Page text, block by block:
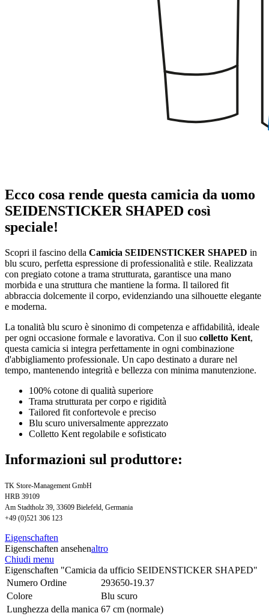
Ecco cosa rende questa camicia da uomo
SEIDENSTICKER SHAPED così
speciale!
Scopri il fascino della Camicia SEIDENSTICKER SHAPED in
blu scuro, perfetta espressione di professionalità e stile. Realizzata
con pregiato cotone a trama strutturata, garantisce una mano
morbida e una struttura che mantiene la forma. Il tailored fit
abbraccia dolcemente il corpo, evidenziando una silhouette elegante
e moderna.
La tonalità blu scuro è sinonimo di competenza e affidabilità, ideale
per ogni occasione formale e lavorativa. Con il suo colletto Kent,
questa camicia si integra perfettamente in ogni combinazione
d'abbigliamento professionale. Un capo destinato a durare nel
tempo, mantenendo integrità e bellezza con minima manutenzione.
100% cotone di qualità superiore
Trama strutturata per corpo e rigidità
Tailored fit confortevole e preciso
Blu scuro universalmente apprezzato
Colletto Kent regolabile e sofisticato
Informazioni sul produttore:
TK Store-Management GmbH
HRB 39109
Am Stadtholz 39, 33609 Bielefeld, Germania
+49 (0)521 306 123
Eigenschaften
Eigenschaften ansehenaltro
Chiudi menu
Eigenschaften "Camicia da ufficio SEIDENSTICKER SHAPED"
Numero Ordine
293650-19.37
Colore
Blu scuro
Lunghezza della manica 67 cm (normale)